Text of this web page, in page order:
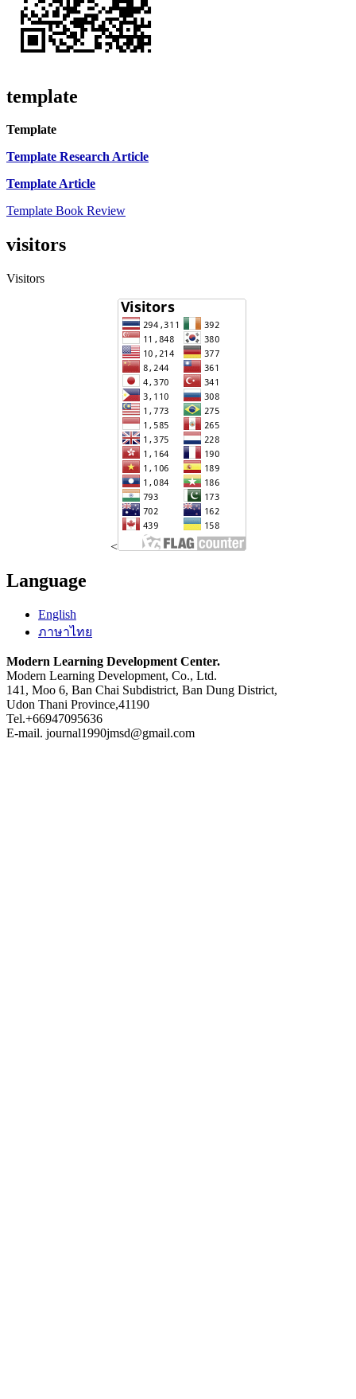
template
Template
Template Research Article
Template Article
Template Book Review
visitors
Visitors
<
Language
English
ภาษาไทย
Modern Learning Development Center.
Modern Learning Development, Co., Ltd.
141, Moo 6, Ban Chai Subdistrict, Ban Dung District,
Udon Thani Province,41190
Tel.+66947095636
E-mail. journal1990jmsd@gmail.com